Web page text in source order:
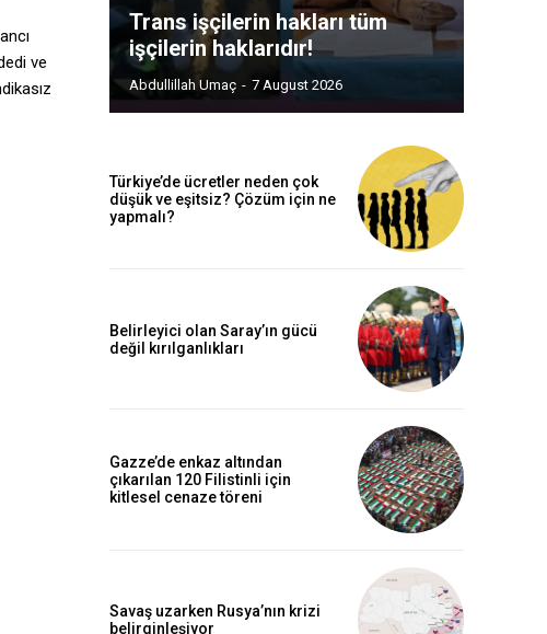
ve
Trans işçilerin hakları tüm
işçilerin haklarıdır!
Abdullillah Umaç - 7 August 2026
Türkiye’de ücretler neden çok
düşük ve eşitsiz? Çözüm için ne
yapmalı?
Belirleyici olan Saray’ın gücü
değil kırılganlıkları
Gazze’de enkaz altından
çıkarılan 120 Filistinli için
kitlesel cenaze töreni
Savaş uzarken Rusya’nın krizi
belirginleşiyor